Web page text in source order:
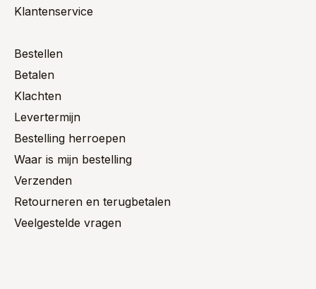
Klantenservice
Bestellen
Betalen
Klachten
Levertermijn
Bestelling herroepen
Waar is mijn bestelling
Verzenden
Retourneren en terugbetalen
Veelgestelde vragen